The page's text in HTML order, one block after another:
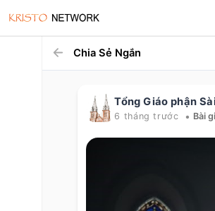
Chia Sẻ Ngắn
Tổng Giáo phận
6 tháng trước • Bài